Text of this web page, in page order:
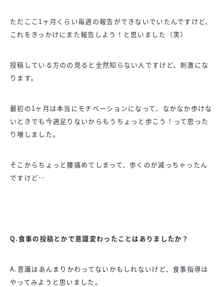
ただここ1ヶ月くらい毎週の報告ができないでいたんですけど、
これをきっかけにまた報告しよう！と思いました（笑）
投稿している方のの見ると全然知らない人ですけど、刺激にな
ります。
最初の1ヶ月は本当にモチベーションになって、なかなか歩けな
いときでも今週足りないからもうちょっと歩こう！って思った
り増しました。
そこからちょっと腰痛めてしまって、歩くのが減っちゃったん
ですけど…
Q.食事の投稿とかで意識変わったことはありましたか？
A.意識はあんまりかわってないかもしれないけど、食事指導は
やってみようと思いました。